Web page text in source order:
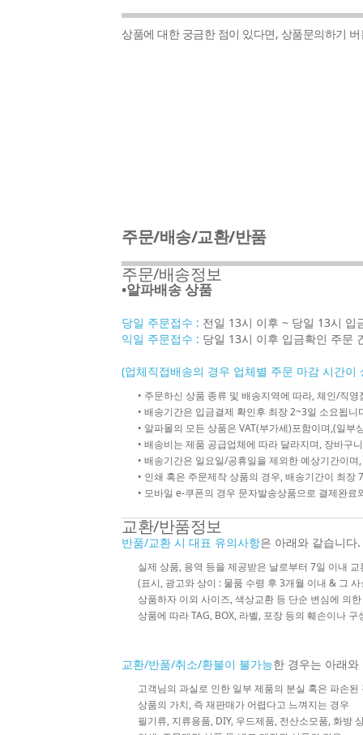
상품에 대한 궁금한 점이 있다면, 상품문의하기
주문/배송/교환/반품
주문/배송정보
•알파배송 상품
당일 주문접수 : 전일 13시 이후 ~ 당일 13시 입
익일 주문접수 : 당일 13시 이후 입금확인 주문
(업체직접배송의 경우 업체별 주문 마감 시간이
• 주문하신 상품 종류 및 배송지역에 따라, 체인/직
• 배송기간은 입금결제 확인후 최장 2~3일 소요됩
• 알파몰의 모든 상품은 VAT(부가세)포함이며,(일
• 배송비는 제품 공급업체에 따라 달라지며, 장바구
• 배송기간은 일요일/공휴일을 제외한 예상기간이
• 인쇄 혹은 주문제작 상품의 경우, 배송기간이 최장
• 모바일 e-쿠폰의 경우 문자발송상품으로 결제완
교환/반품정보
반품/교환 시 대표 유의사항은 아래와 같습니다.
실제 상품, 용역 등을 제공받은 날로부터 7일 이내
(표시, 광고와 상이 : 물품 수령 후 3개월 이내 & 그
상품하자 이외 사이즈, 색상교환 등 단순 변심에 의
상품에 따라 TAG, BOX, 라벨, 포장 등의 훼손이나
교환/반품/취소/환불이 불가능한 경우는 아래와
고객님의 과실로 인한 일부 제품의 분실 혹은 파손된
상품의 가치, 즉 재판매가 어렵다고 느껴지는 경우
필기류, 지류용품, DIY, 우드제품, 전산소모품, 화방